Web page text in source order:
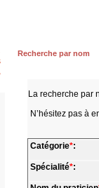
Recherche par nom
La recherche par
N’hésitez pas à
Catégorie*:
Spécialité*: